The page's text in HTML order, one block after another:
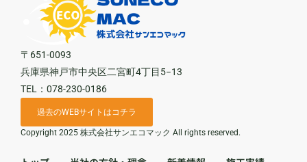
〒651-0093
兵庫県神戸市中央区二宮町4丁目5−13
TEL：078-230-0186
過去のWEBサイトはコチラ
Copyright 2025 株式会社サンエコマック All rights reserved.